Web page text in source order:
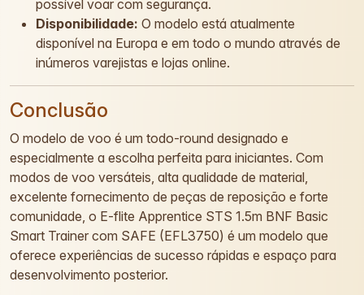
possível voar com segurança.
Disponibilidade: O modelo está atualmente
disponível na Europa e em todo o mundo através de
inúmeros varejistas e lojas online.
Conclusão
O modelo de voo é um todo-round designado e
especialmente a escolha perfeita para iniciantes. Com
modos de voo versáteis, alta qualidade de material,
excelente fornecimento de peças de reposição e forte
comunidade, o E-flite Apprentice STS 1.5m BNF Basic
Smart Trainer com SAFE (EFL3750) é um modelo que
oferece experiências de sucesso rápidas e espaço para
desenvolvimento posterior.